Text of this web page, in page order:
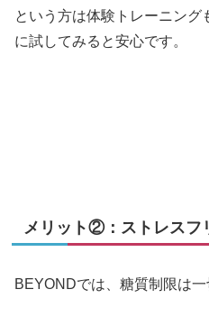
という方は体験トレーニン
に試してみると安心です。
メリット②：ストレスフ
BEYONDでは、糖質制限は一